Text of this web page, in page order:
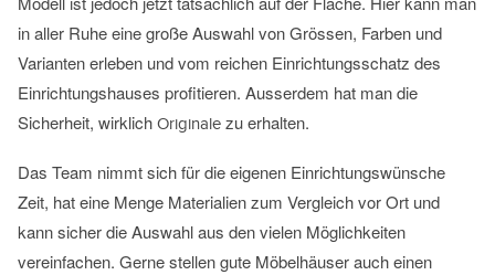
in aller Ruhe eine große Auswahl von Grössen, Farben und
Varianten erleben und vom reichen Einrichtungsschatz des
Einrichtungshauses profitieren. Ausserdem hat man die
Sicherheit, wirklich Originale zu erhalten.
Das Team nimmt sich für die eigenen Einrichtungswünsche
Zeit, hat eine Menge Materialien zum Vergleich vor Ort und
kann sicher die Auswahl aus den vielen Möglichkeiten
vereinfachen. Gerne stellen gute Möbelhäuser auch einen